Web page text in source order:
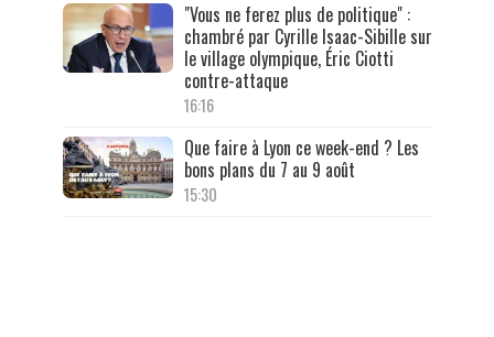
"Vous ne ferez plus de politique" :
chambré par Cyrille Isaac-Sibille sur
le village olympique, Éric Ciotti
contre-attaque
16:16
Que faire à Lyon ce week-end ? Les
bons plans du 7 au 9 août
15:30